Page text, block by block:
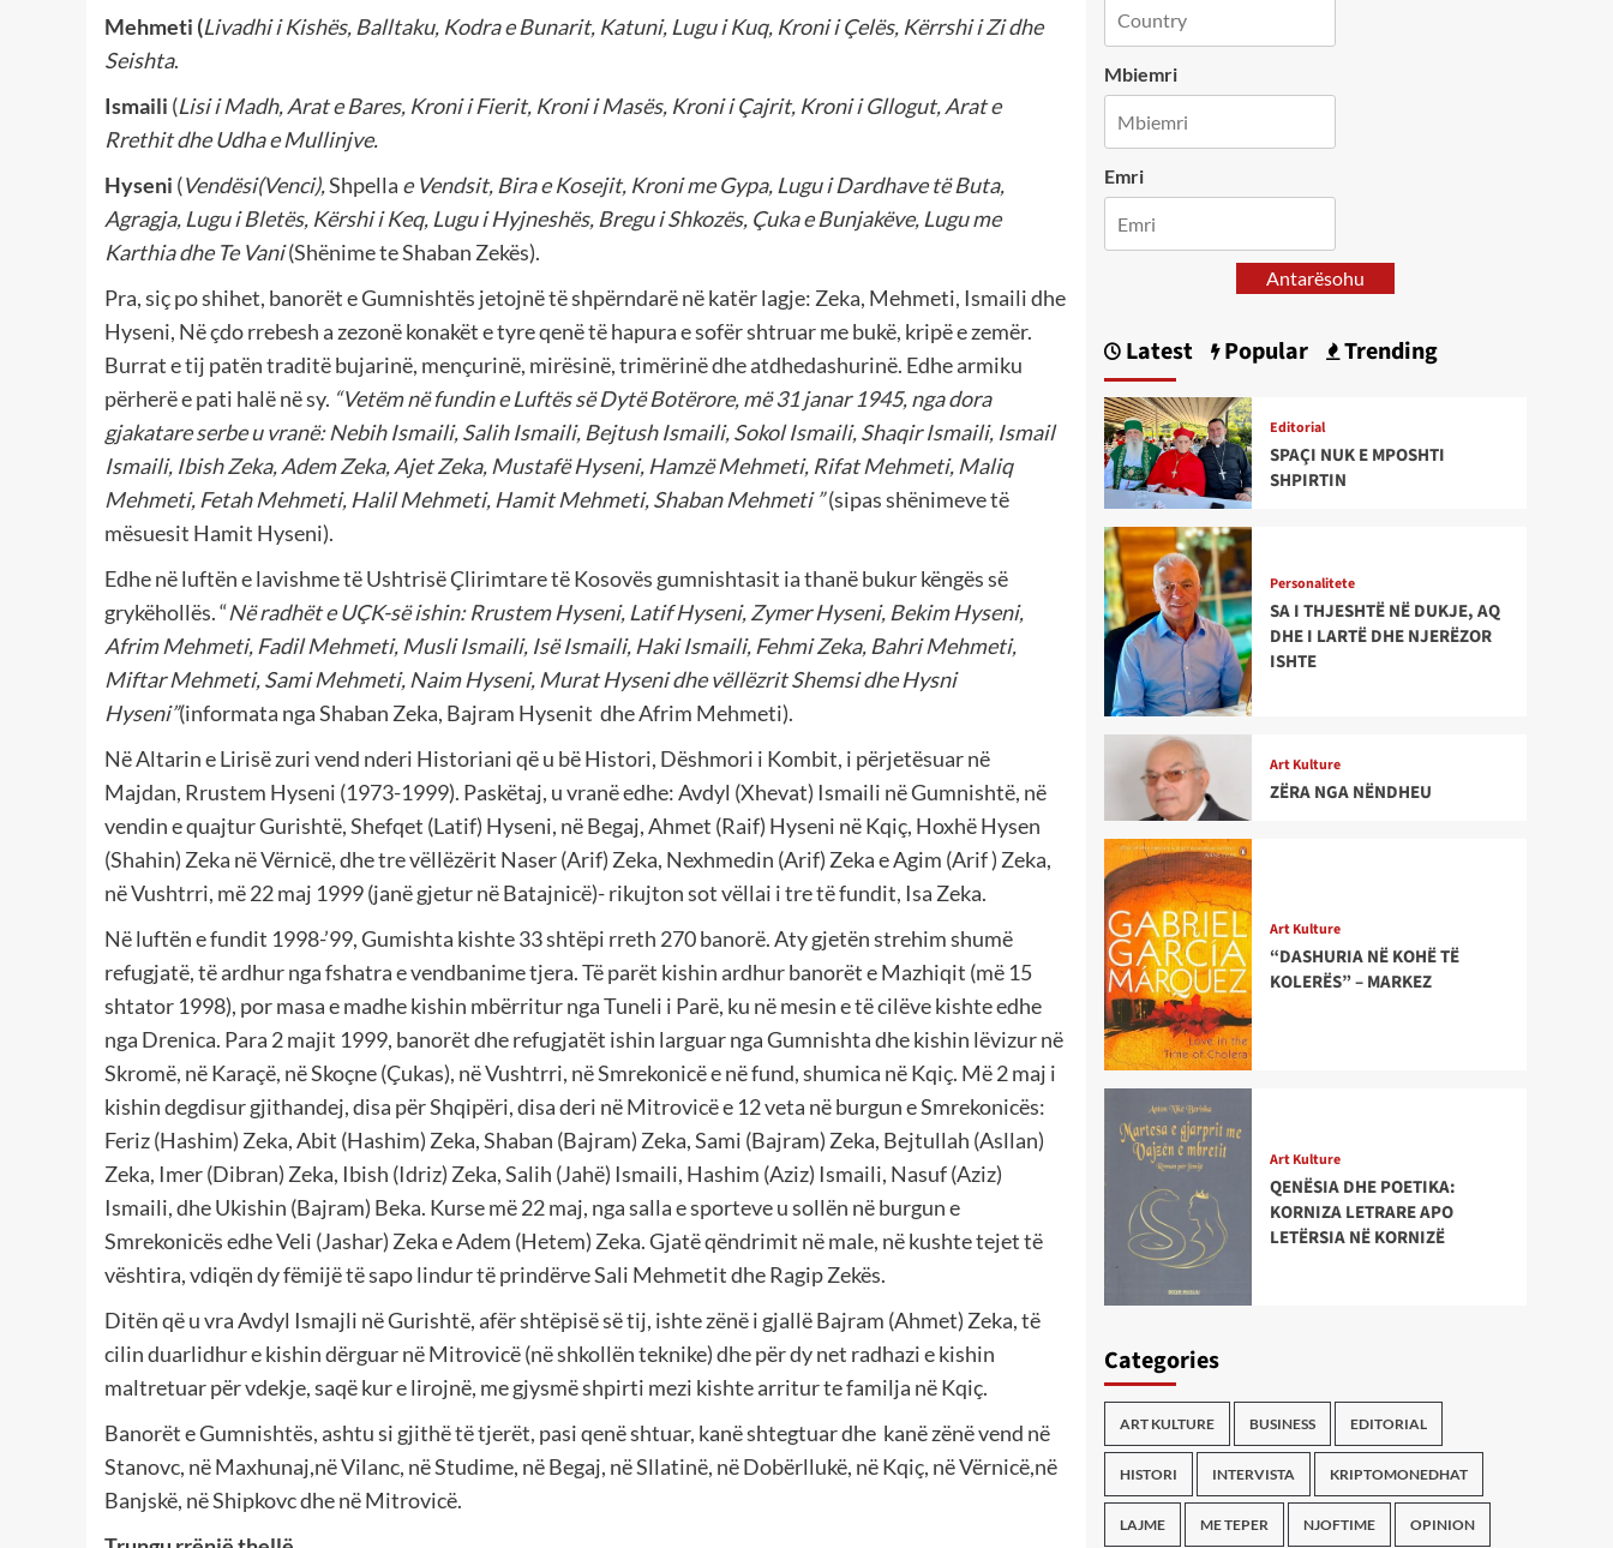
Mehmeti (Livadhi i Kishës, Balltaku, Kodra e Bunarit, Katuni, Lugu i Kuq, Kroni i Çelës, Kërrshi i Zi dhe
Seishta.
Ismaili (Lisi i Madh, Arat e Bares, Kroni i Fierit, Kroni i Masës, Kroni i Çajrit, Kroni i Gllogut, Arat e
Rrethit dhe Udha e Mullinjve.
Hyseni (Vendësi(Venci),Shpella e Vendsit, Bira e Kosejit, Kroni me Gypa, Lugu i Dardhave të Buta,
Agragja, Lugu i Bletës, Kërshi i Keq, Lugu i Hyjneshës, Bregu i Shkozës, Çuka e Bunjakëve, Lugu me
Karthia dhe Te Vani(Shënime te Shaban Zekës).
Pra, siç po shihet, banorët e Gumnishtës jetojnë të shpërndarë në katër lagje: Zeka, Mehmeti, Ismaili dhe
Hyseni, Në çdo rrebesh a zezonë konakët e tyre qenë të hapura e sofër shtruar me bukë, kripë e zemër.
Burrat e tij patën traditë bujarinë, mençurinë, mirësinë, trimërinë dhe atdhedashurinë. Edhe armiku
përherë e pati halë në sy. “Vetëm në fundin e Luftës së Dytë Botërore, më 31 janar 1945, nga dora
gjakatare serbe u vranë: Nebih Ismaili, Salih Ismaili, Bejtush Ismaili, Sokol Ismaili, Shaqir Ismaili, Ismail
Ismaili, Ibish Zeka, Adem Zeka, Ajet Zeka, Mustafë Hyseni, Hamzë Mehmeti, Rifat Mehmeti, Maliq
Mehmeti, Fetah Mehmeti, Halil Mehmeti, Hamit Mehmeti, Shaban Mehmeti ”(sipas shënimeve të
mësuesit Hamit Hyseni).
Edhe në luftën e lavishme të Ushtrisë Çlirimtare të Kosovës gumnishtasit ia thanë bukur këngës së
grykëhollës. “Në radhët e UÇK-së ishin: Rrustem Hyseni, Latif Hyseni, Zymer Hyseni, Bekim Hyseni,
Afrim Mehmeti, Fadil Mehmeti, Musli Ismaili, Isë Ismaili, Haki Ismaili, Fehmi Zeka, Bahri Mehmeti,
Miftar Mehmeti, Sami Mehmeti, Naim Hyseni, Murat Hyseni dhe vëllëzrit Shemsi dhe Hysni
Hyseni”(informata nga Shaban Zeka, Bajram Hysenit dhe Afrim Mehmeti).
Në Altarin e Lirisë zuri vend nderi Historiani që u bë Histori, Dëshmori i Kombit, i përjetësuar në
Majdan, Rrustem Hyseni (1973-1999). Paskëtaj, u vranë edhe: Avdyl (Xhevat) Ismaili në Gumnishtë, në
vendin e quajtur Gurishtë, Shefqet (Latif) Hyseni, në Begaj, Ahmet (Raif) Hyseni në Kqiç, Hoxhë Hysen
(Shahin) Zeka në Vërnicë, dhe tre vëllëzërit Naser (Arif) Zeka, Nexhmedin (Arif) Zeka e Agim (Arif ) Zeka,
në Vushtrri, më 22 maj 1999 (janë gjetur në Batajnicë)- rikujton sot vëllai i tre të fundit, Isa Zeka.
Në luftën e fundit 1998-’99, Gumishta kishte 33 shtëpi rreth 270 banorë. Aty gjetën strehim shumë
refugjatë, të ardhur nga fshatra e vendbanime tjera. Të parët kishin ardhur banorët e Mazhiqit (më 15
shtator 1998), por masa e madhe kishin mbërritur nga Tuneli i Parë, ku në mesin e të cilëve kishte edhe
nga Drenica. Para 2 majit 1999, banorët dhe refugjatët ishin larguar nga Gumnishta dhe kishin lëvizur në
Skromë, në Karaçë, në Skoçne (Çukas), në Vushtrri, në Smrekonicë e në fund, shumica në Kqiç. Më 2 maj i
kishin degdisur gjithandej, disa për Shqipëri, disa deri në Mitrovicë e 12 veta në burgun e Smrekonicës:
Feriz (Hashim) Zeka, Abit (Hashim) Zeka, Shaban (Bajram) Zeka, Sami (Bajram) Zeka, Bejtullah (Asllan)
Zeka, Imer (Dibran) Zeka, Ibish (Idriz) Zeka, Salih (Jahë) Ismaili, Hashim (Aziz) Ismaili, Nasuf (Aziz)
Ismaili, dhe Ukishin (Bajram) Beka. Kurse më 22 maj, nga salla e sporteve u sollën në burgun e
Smrekonicës edhe Veli (Jashar) Zeka e Adem (Hetem) Zeka. Gjatë qëndrimit në male, në kushte tejet të
vështira, vdiqën dy fëmijë të sapo lindur të prindërve Sali Mehmetit dhe Ragip Zekës.
Ditën që u vra Avdyl Ismajli në Gurishtë, afër shtëpisë së tij, ishte zënë i gjallë Bajram (Ahmet) Zeka, të
cilin duarlidhur e kishin dërguar në Mitrovicë (në shkollën teknike) dhe për dy net radhazi e kishin
maltretuar për vdekje, saqë kur e lirojnë, me gjysmë shpirti mezi kishte arritur te familja në Kqiç.
Banorët e Gumnishtës, ashtu si gjithë të tjerët, pasi qenë shtuar, kanë shtegtuar dhe kanë zënë vend në
Stanovc, në Maxhunaj,në Vilanc, në Studime, në Begaj, në Sllatinë, në Dobërllukë, në Kqiç, në Vërnicë,në
Banjskë, në Shipkovc dhe në Mitrovicë.
Mbiemri
Emri
Antarësohu
Latest Popular Trending
Editorial
SPAÇI NUK E MPOSHTI
SHPIRTIN
Personalitete
SA I THJESHTË NË DUKJE, AQ
DHE I LARTË DHE NJERËZOR
ISHTE
Art Kulture
ZËRA NGA NËNDHEU
Art Kulture
“DASHURIA NË KOHË TË
KOLERËS” – MARKEZ
Art Kulture
QENËSIA DHE POETIKA:
KORNIZA LETRARE APO
LETËRSIA NË KORNIZË
Categories
ART KULTURE BUSINESS EDITORIAL
HISTORI INTERVISTA KRIPTOMONEDHAT
LAJME ME TEPER NJOFTIME OPINION